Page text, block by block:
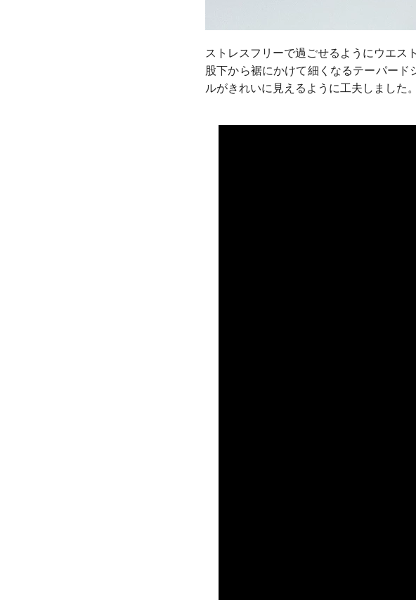
ストレスフリーで過ごせるようにウエス
股下から裾にかけて細くなるテーパー
ルがきれいに見えるように工夫しました。